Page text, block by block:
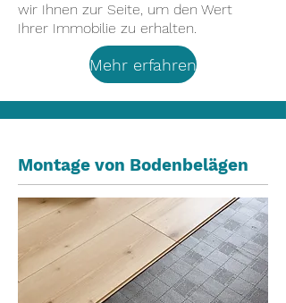
wir Ihnen zur Seite, um den Wert
Ihrer Immobilie zu erhalten.
Mehr erfahren
Montage von Bodenbelägen